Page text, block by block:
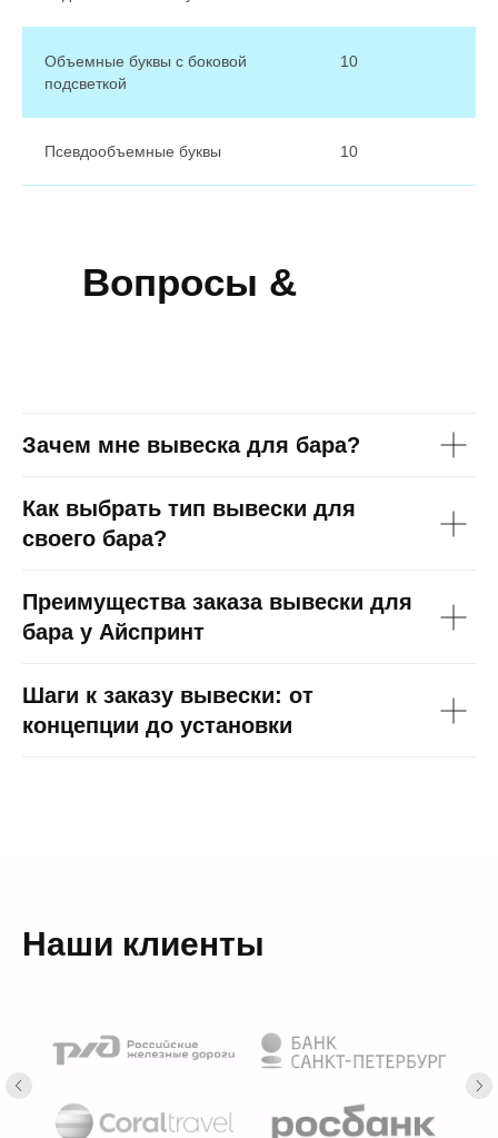
Объемные буквы с боковой
подсветкой
10
Псевдообъемные буквы 10
Вопросы &
Зачем мне вывеска для бара?
Как выбрать тип вывески для
своего бара?
Преимущества заказа вывески для
бара у Айспринт
Шаги к заказу вывески: от
концепции до установки
Наши клиенты